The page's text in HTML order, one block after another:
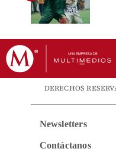
DERECHOS
Newsletters
Contáctanos